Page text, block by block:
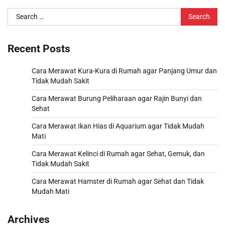
Search
for:
Recent Posts
Cara Merawat Kura-Kura di Rumah agar Panjang Umur dan
Tidak Mudah Sakit
Cara Merawat Burung Peliharaan agar Rajin Bunyi dan
Sehat
Cara Merawat Ikan Hias di Aquarium agar Tidak Mudah
Mati
Cara Merawat Kelinci di Rumah agar Sehat, Gemuk, dan
Tidak Mudah Sakit
Cara Merawat Hamster di Rumah agar Sehat dan Tidak
Mudah Mati
Archives